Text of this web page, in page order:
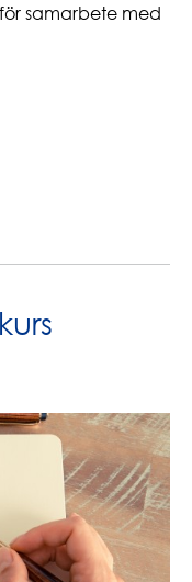
samarbete med